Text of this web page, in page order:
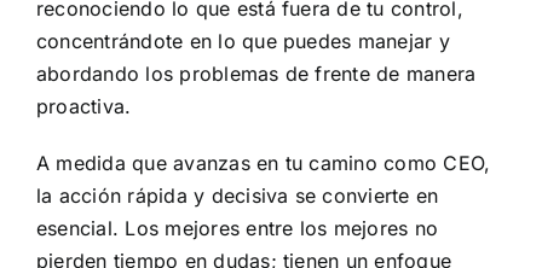
reconociendo lo que está fuera de tu control,
concentrándote en lo que puedes manejar y
abordando los problemas de frente de manera
proactiva.
A medida que avanzas en tu camino como CEO,
la acción rápida y decisiva se convierte en
esencial. Los mejores entre los mejores no
pierden tiempo en dudas; tienen un enfoque